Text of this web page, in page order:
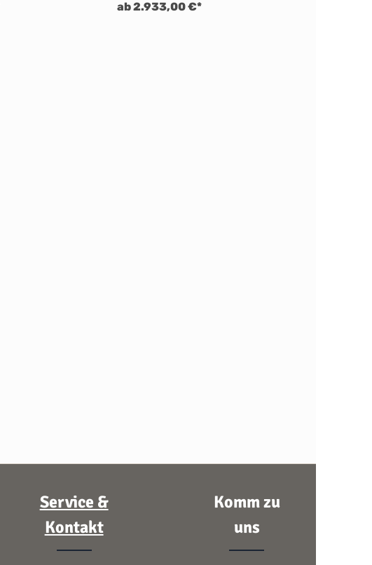
ab 2.933,00 €*
Service &
Kontakt
Komm zu
uns